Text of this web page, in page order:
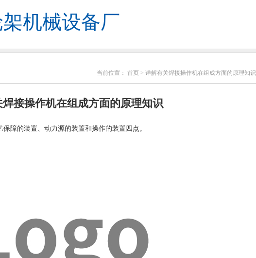
机械设备厂
当前位置： 首页 > 详解有关焊接操作机在组成方面的原理知识
接操作机在组成方面的原理知识
障的装置、动力源的装置和操作的装置四点。